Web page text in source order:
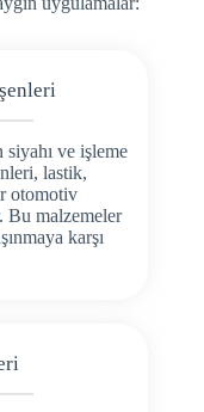
ve işleme
lastik,
otomotiv
Bu malzemeler
karşı